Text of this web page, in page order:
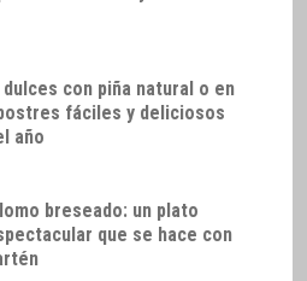
con piña natural o en
fáciles y deliciosos
año
breseado: un plato
que se hace con